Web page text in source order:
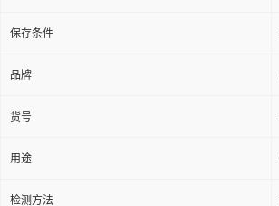
保存条件
品牌
货号
用途
检测方法